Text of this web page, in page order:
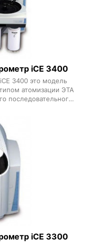
iCE 3400
3400 это модель
атомизации ЭТА
последовательного
учета
дейтериевую
позволяет
любых образцов
печи обеспечивает
в графитовой
эффективность
методов
iCE 3300